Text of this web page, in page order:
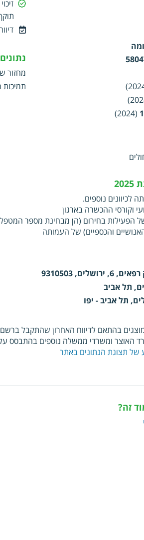
(2024)
מחזור
לכיוונים נוספים.
וקורסי ההכשרה בארגון
בחירום (הן מבחינת מספר
והכספיים) של העמותה
ירושלים, 9310503
תל אביב
תל אביב - יפו
בהתאם לדיווח האחרון שהתקבל
האוצר ומשרדי ממשלה נוספים בהתבסס
של תצוגת הנתונים באתר
זה?